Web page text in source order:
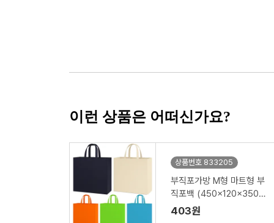
이런 상품은 어떠신가요?
상품번호 833205
부직포가방 M형 마트형 부
직포백 (450x120x350m
m)
403원